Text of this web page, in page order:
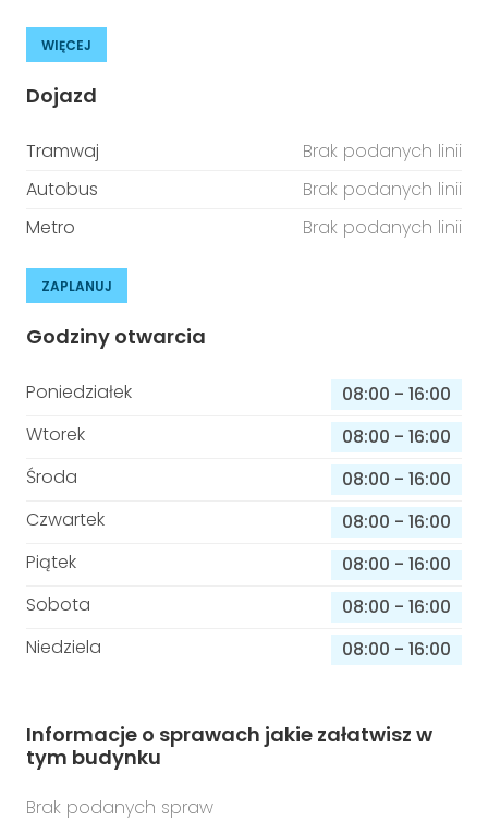
WIĘCEJ
Dojazd
Tramwaj
Brak podanych linii
Autobus
Brak podanych linii
Metro
Brak podanych linii
ZAPLANUJ
Godziny otwarcia
Poniedziałek 08:00 - 16:00
Wtorek
08:00 - 16:00
Środa
08:00 - 16:00
Czwartek
08:00 - 16:00
Piątek
08:00 - 16:00
Sobota
08:00 - 16:00
Niedziela
08:00 - 16:00
Informacje o sprawach jakie załatwisz w
tym budynku
Brak podanych spraw